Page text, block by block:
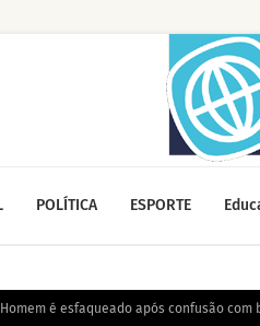
POLÍTICA ESPORTE
Homem é esfaqueado após confusão com